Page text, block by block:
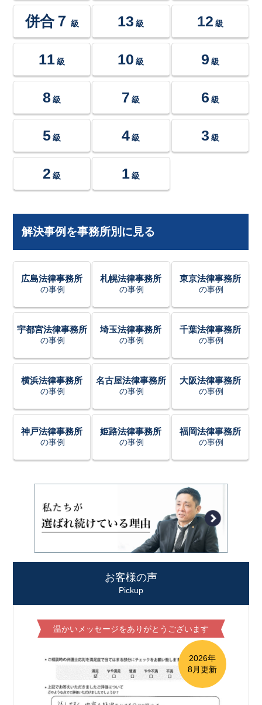
併合７ 級 13 級 12 級
11 級 10 級 9 級
8 級 7 級 6 級
5 級 4 級 3 級
2 級 1 級
解決事例を事務所別に見る
広島法律事務所
の事例
札幌法律事務所
の事例
東京法律事務所
の事例
宇都宮法律事務所
の事例
埼玉法律事務所
の事例
千葉法律事務所
の事例
横浜法律事務所
の事例
名古屋法律事務所
の事例
大阪法律事務所
の事例
神戸法律事務所
の事例
姫路法律事務所
の事例
福岡法律事務所
の事例
お客様の声
Pickup
温かいメッセージをありがとうございます
2026年
8月更新